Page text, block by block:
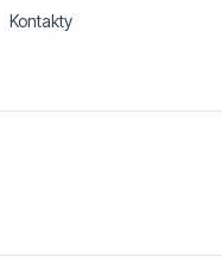
Kontakty